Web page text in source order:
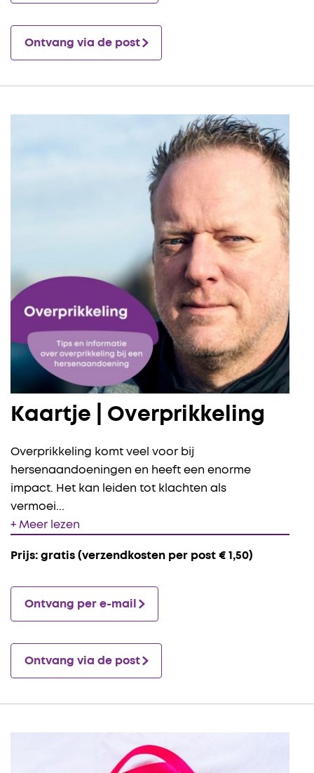
Ontvang via de post
Kaartje | Overprikkeling
Overprikkeling komt veel voor bij
hersenaandoeningen en heeft een enorme
impact. Het kan leiden tot klachten als
vermoei...
+ Meer lezen
Prijs: gratis (verzendkosten per post € 1,50)
Ontvang per e-mail
Ontvang via de post